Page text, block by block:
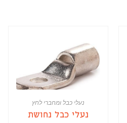
נעלי כבל ומחברי לחץ
נעלי כבל נחושת